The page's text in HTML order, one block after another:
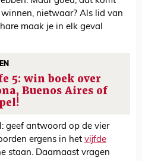
nietwaar? Als lid van
maak je in elk geval
5: win boek over
Buenos Aires of
geef antwoord op de vier
ergens in het vijfde
staan. Daarnaast vragen